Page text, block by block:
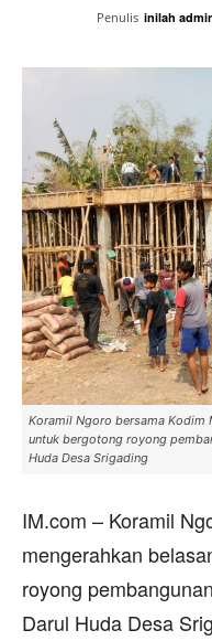
Penulis inilah
Koramil Ngoro bersama Kodim
untuk bergotong royong
Huda Desa Srigading
IM.com – Koramil
mengerahkan
royong
Darul Huda Desa